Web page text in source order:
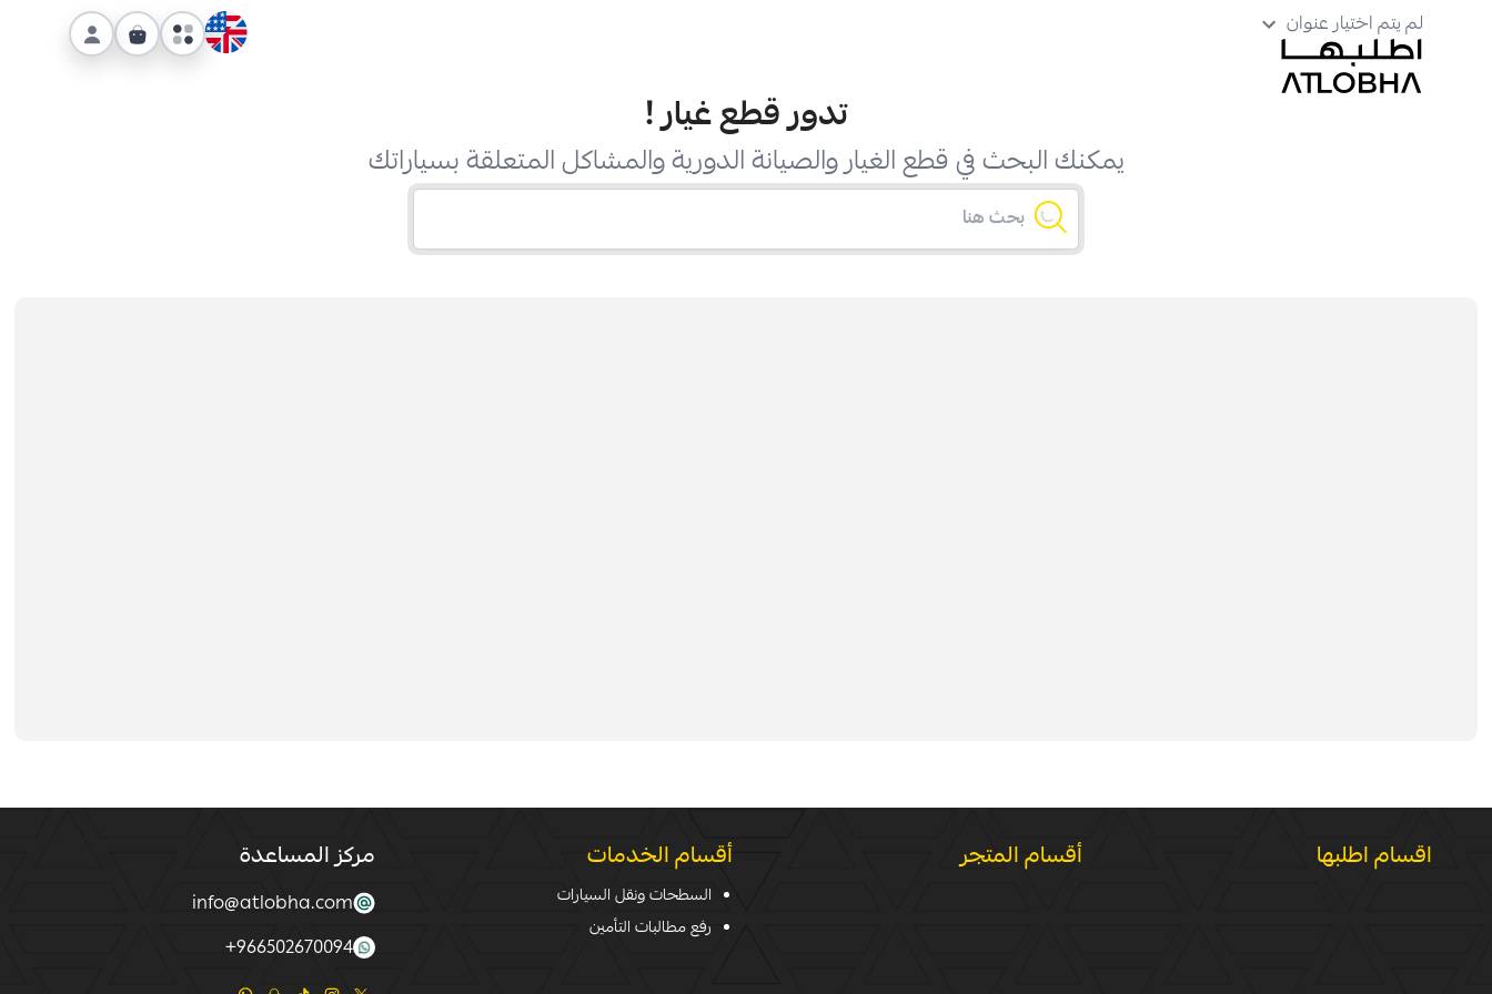
لم يتم اختيار عنوان
تدور قطع غيار!
يمكنك البحث في قطع الغيار والصيانة الدورية والمشاكل المتعلقة بسياراتك
اقسام اطلبها أقسام المتجر أقسام الخدمات
السطحات ونقل السيارات
رفع مطالبات التأمين
مركز المساعدة
info@atlobha.com
966502670094
+